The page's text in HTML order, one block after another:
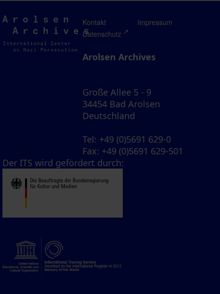
Arolsen
Archives
Kontakt
Impressum
Datenschutz
Arolsen Archives
Große Allee 5 - 9
34454 Bad Arolsen
Deutschland
Tel: +49 (0)5691 629-0
Fax: +49 (0)5691 629-501
Der ITS wird gefördert durch: